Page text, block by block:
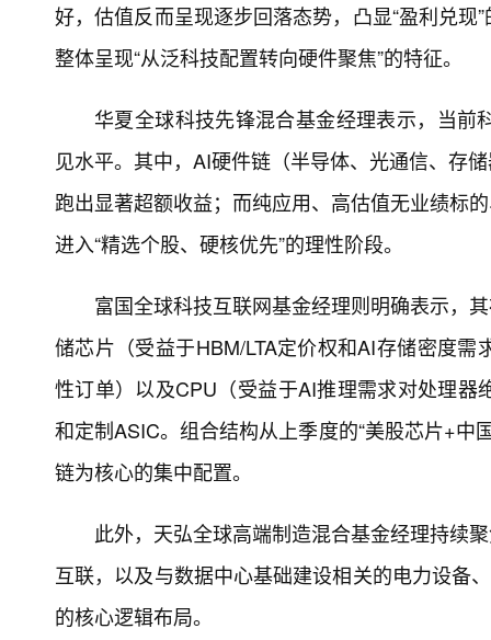
好，估值反而呈现逐步回落态势，凸显“盈利兑
整体呈现“从泛科技配置转向硬件聚焦”的特征。
华夏全球科技先锋混合基金经理表示，当
见水平。其中，AI硬件链（半导体、光通信、存
跑出显著超额收益；而纯应用、高估值无业绩标
进入“精选个股、硬核优先”的理性阶段。
富国全球科技互联网基金经理则明确表示，
储芯片（受益于HBM/LTA定价权和AI存储密度
性订单）以及CPU（受益于AI推理需求对处理
和定制ASIC。组合结构从上季度的“美股芯片+
链为核心的集中配置。
此外，天弘全球高端制造混合基金经理持续
互联，以及与数据中心基础建设相关的电力设备
的核心逻辑布局。